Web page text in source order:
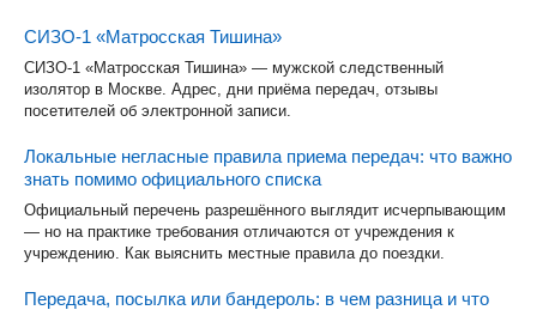
СИЗО-1 «Матросская Тишина»
СИЗО-1 «Матросская Тишина» — мужской следственный
изолятор в Москве. Адрес, дни приёма передач, отзывы
посетителей об электронной записи.
Локальные негласные правила приема передач: что важно
знать помимо официального списка
Официальный перечень разрешённого выглядит исчерпывающим
— но на практике требования отличаются от учреждения к
учреждению. Как выяснить местные правила до поездки.
Передача, посылка или бандероль: в чем разница и что